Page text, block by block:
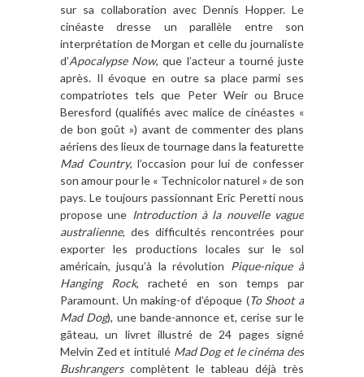
sur sa collaboration avec Dennis Hopper. Le
cinéaste dresse un parallèle entre son
interprétation de Morgan et celle du journaliste
d’Apocalypse Now, que l’acteur a tourné juste
après. Il évoque en outre sa place parmi ses
compatriotes tels que Peter Weir ou Bruce
Beresford (qualifiés avec malice de cinéastes «
de bon goût ») avant de commenter des plans
aériens des lieux de tournage dans la featurette
Mad Country, l’occasion pour lui de confesser
son amour pour le « Technicolor naturel » de son
pays. Le toujours passionnant Eric Peretti nous
propose une Introduction à la nouvelle vague
australienne, des difficultés rencontrées pour
exporter les productions locales sur le sol
américain, jusqu’à la révolution Pique-nique à
Hanging Rock, racheté en son temps par
Paramount. Un making-of d’époque (To Shoot a
Mad Dog), une bande-annonce et, cerise sur le
gâteau, un livret illustré de 24 pages signé
Melvin Zed et intitulé Mad Dog et le cinéma des
Bushrangerscomplètent le tableau déjà très